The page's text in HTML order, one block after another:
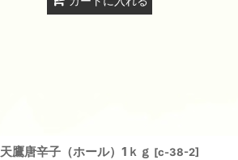
天鷹唐辛子（ホール）1ｋｇ [c-38-2]